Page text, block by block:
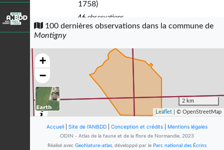
1758)
46 observations
Dernière observation en2021 Fiche espèce
Erithacus rubecula
observations
Dernière observation en
2021
Triton palmé (Le)
Lissotriton helveticus
(Razoumowsky, 1789)
observations
Fiche espèce
100 dernières observations dans la commune de
Montigny
+
−
2 km
Leaflet | © OpenStreetMap
Accueil Site de l'ANBDD Conception et crédits Mentions légales
ODIN - Atlas de la faune et de la flore de Normandie, 2023
Réalisé avec GeoNature-atlas, développé par le Parc national des Écrins